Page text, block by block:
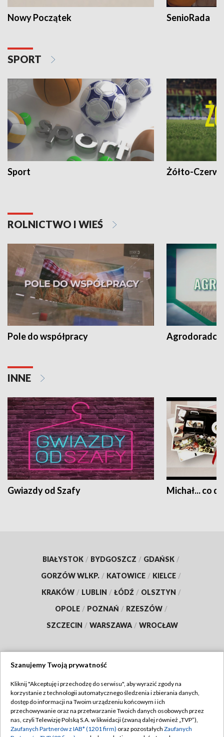
Nowy Początek SenioRada
SPORT
Sport Żółto-
ROLNICTWO I WIEŚ
Pole do współpracy Agrodoradcy
INNE
Gwiazdy od Szafy Michał... co
BIAŁYSTOK / BYDGOSZCZ / GDAŃSK /
GORZÓW WLKP. / KATOWICE / KIELCE /
KRAKÓW / LUBLIN / ŁÓDŹ / OLSZTYN /
OPOLE / POZNAŃ / RZESZÓW /
SZCZECIN / WARSZAWA / WROCŁAW
TVP
Abonament TVP
Emisja w TVP
Regulamin TVP
Polityka prywatności
Szanujemy Twoją prywatność
Kliknij "Akceptuję i przechodzę do serwisu", aby wyrazić zgody na
korzystanie z technologii automatycznego śledzenia i zbierania danych,
dostęp do informacji na Twoim urządzeniu końcowym i ich
przechowywanie oraz na przetwarzanie Twoich danych osobowych przez
nas, czyli Telewizję Polską S.A. w likwidacji (zwaną dalej również „TVP”),
Zaufanych Partnerów z IAB* (1201 firm) oraz pozostałych Zaufanych